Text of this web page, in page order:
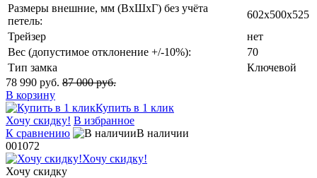
Размеры внешние, мм (ВхШхГ) без учёта
петель:
602x500x525
Трейзер
нет
Вес (допустимое отклонение +/-10%):
70
Тип замка
Ключевой
78 990 руб. 87 000 руб.
В корзину
Купить в 1 клик
Хочу скидку! В избранное
К сравнению
В наличии
001072
Хочу скидку!
Хочу скидку